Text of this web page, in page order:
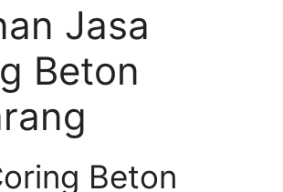
Jasa
Beton
Beton